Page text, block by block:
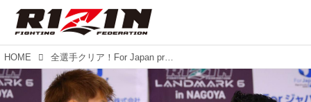
HOME 全選手クリア！For Japan presents RIZIN LANDMARK 6 in NAGOYA 計量結果／フェイスオフ、身長差、リーチ差を掲載中！